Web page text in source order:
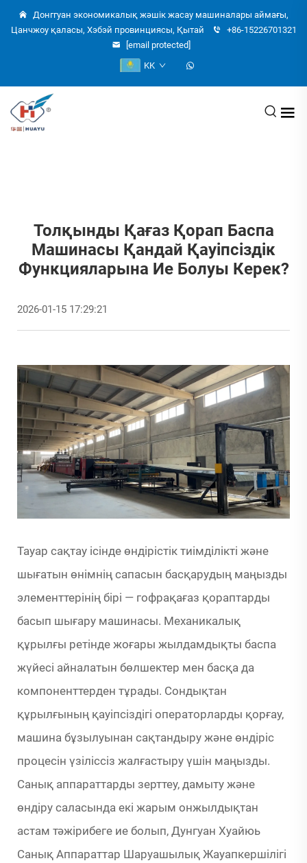
Донггуан экономикалық жәшік жасау машиналары аймағы,
Цанчжоу қаласы, Хэбэй провинциясы, Қытай
+86-15226701321
[email protected]
KK
Толқынды Қағаз Қорап Баспа
Машинасы Қандай Қауіпсіздік
Функцияларына Ие Болуы Керек?
2026-01-15 17:29:21
Тауар сақтау ісінде өндірістік тиімділікті және
шығатын өнімнің сапасын басқарудың маңызды
элементтерінің бірі — гофрақағаз қораптарды
басып шығару машинасы. Механикалық
құрылғы ретінде жоғары жылдамдықты баспа
жүйесі айналатын бөлшектер мен басқа да
компоненттерден тұрады. Сондықтан
құрылғының қауіпсіздігі операторларды қорғау,
машина бұзылуынан сақтандыру және өндіріс
процесін үзіліссіз жалғастыру үшін маңызды.
Санық аппараттарды зерттеу, дамыту және
өндіру саласында екі жарым онжылдықтан
астам тәжірибеге ие болып, Дунгуан Хуайюь
Санық Аппараттар Шаруашылық Жауапкершілігі